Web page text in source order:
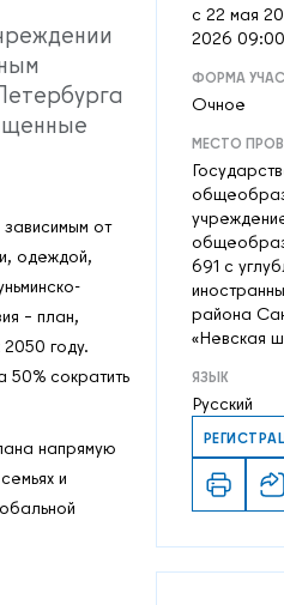
от
одеждой,
– план,
году.
50% сократить
напрямую
и
c 22 мая
2026 09:00
ФОРМА
Очное
МЕСТО
691 с
района
«Невская
ЯЗЫК
Русский